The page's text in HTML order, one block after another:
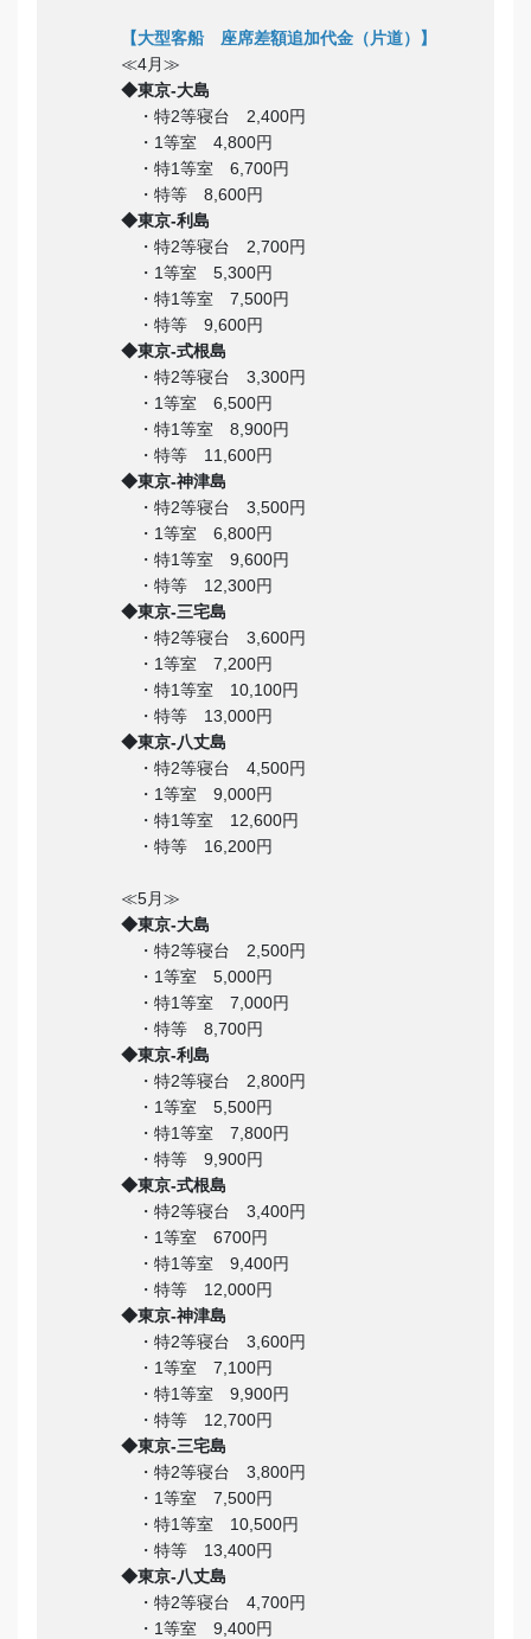
【大型客船 座席差額追加代金（片道）】
≪4月≫
◆東京-大島
・特2等寝台 2,400円
・1等室 4,800円
・特1等室 6,700円
・特等 8,600円
◆東京-利島
・特2等寝台 2,700円
・1等室 5,300円
・特1等室 7,500円
・特等 9,600円
◆東京-式根島
・特2等寝台 3,300円
・1等室 6,500円
・特1等室 8,900円
・特等 11,600円
◆東京-神津島
・特2等寝台 3,500円
・1等室 6,800円
・特1等室 9,600円
・特等 12,300円
◆東京-三宅島
・特2等寝台 3,600円
・1等室 7,200円
・特1等室 10,100円
・特等 13,000円
◆東京-八丈島
・特2等寝台 4,500円
・1等室 9,000円
・特1等室 12,600円
・特等 16,200円
≪5月≫
◆東京-大島
・特2等寝台 2,500円
・1等室 5,000円
・特1等室 7,000円
・特等 8,700円
◆東京-利島
・特2等寝台 2,800円
・1等室 5,500円
・特1等室 7,800円
・特等 9,900円
◆東京-式根島
・特2等寝台 3,400円
・1等室 6700円
・特1等室 9,400円
・特等 12,000円
◆東京-神津島
・特2等寝台 3,600円
・1等室 7,100円
・特1等室 9,900円
・特等 12,700円
◆東京-三宅島
・特2等寝台 3,800円
・1等室 7,500円
・特1等室 10,500円
・特等 13,400円
◆東京-八丈島
・特2等寝台 4,700円
・1等室 9,400円